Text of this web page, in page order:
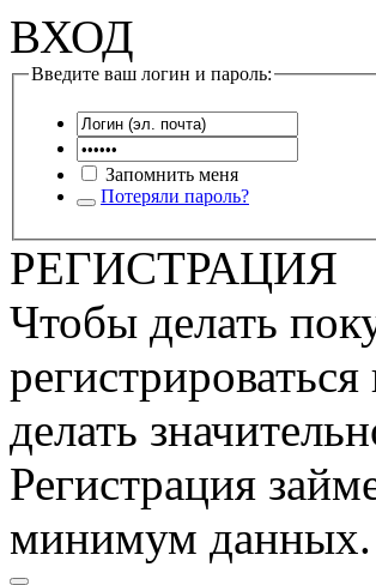
ВХОД
Введите ваш логин и пароль:
Запомнить меня
Потеряли пароль?
РЕГИСТРАЦИЯ
Чтобы делать
делать
Регистрация
минимум данных.